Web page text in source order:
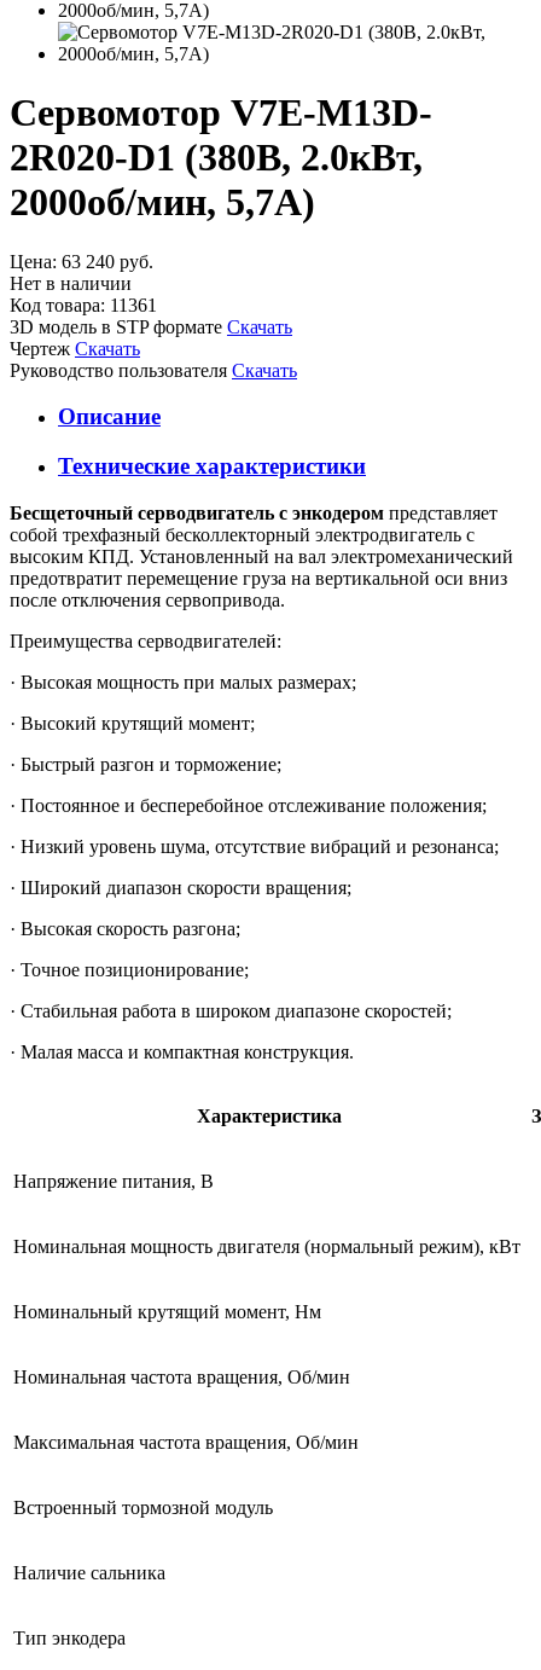
Сервомотор V7E-M13D-
2R020-D1 (380В, 2.0кВт,
2000об/мин, 5,7А)
Цена: 63 240 руб.
Нет в наличии
Код товара: 11361
3D модель в STP формате Скачать
Чертеж Скачать
Руководство пользователя Скачать
Описание
Технические характеристики
Бесщеточный серводвигатель с энкодером представляет
собой трехфазный бесколлекторный электродвигатель с
высоким КПД. Установленный на вал электромеханический
предотвратит перемещение груза на вертикальной оси вниз
после отключения сервопривода.
Преимущества серводвигателей:
· Высокая мощность при малых размерах;
· Высокий крутящий момент;
· Быстрый разгон и торможение;
· Постоянное и бесперебойное отслеживание положения;
· Низкий уровень шума, отсутствие вибраций и резонанса;
· Широкий диапазон скорости вращения;
· Высокая скорость разгона;
· Точное позиционирование;
· Стабильная работа в широком диапазоне скоростей;
· Малая масса и компактная конструкция.
Характеристика
Напряжение питания, В
Номинальная мощность двигателя (нормальный режим), кВт
Номинальный крутящий момент, Нм
Номинальная частота вращения, Об/мин
Максимальная частота вращения, Об/мин
Встроенный тормозной модуль
Наличие сальника
Тип энкодера